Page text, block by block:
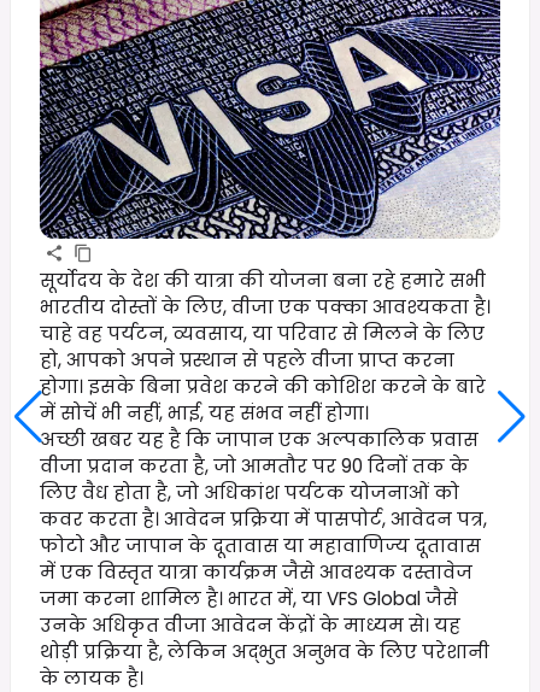
सूर्योदय के देश की यात्रा की योजना बना रहे हमारे सभी
भारतीय दोस्तों के लिए, वीजा एक पक्का आवश्यकता है।
चाहे वह पर्यटन, व्यवसाय, या परिवार से मिलने के लिए
हो, आपको अपने प्रस्थान से पहले वीजा प्राप्त करना
होगा। इसके बिना प्रवेश करने की कोशिश करने के बारे
में सोचें भी नहीं, भाई, यह संभव नहीं होगा।
अच्छी खबर यह है कि जापान एक अल्पकालिक प्रवास
वीजा प्रदान करता है, जो आमतौर पर 90 दिनों तक के
लिए वैध होता है, जो अधिकांश पर्यटक योजनाओं को
कवर करता है। आवेदन प्रक्रिया में पासपोर्ट, आवेदन पत्र,
फोटो और जापान के दूतावास या महावाणिज्य दूतावास
में एक विस्तृत यात्रा कार्यक्रम जैसे आवश्यक दस्तावेज
जमा करना शामिल है। भारत में, या VFS Global जैसे
उनके अधिकृत वीजा आवेदन केंद्रों के माध्यम से। यह
थोड़ी प्रक्रिया है, लेकिन अद्भुत अनुभव के लिए परेशानी
के लायक है।